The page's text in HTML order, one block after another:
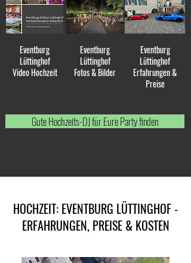
Eventburg
Lüttinghof
Video Hochzeit
Eventburg
Lüttinghof
Fotos & Bilder
Eventburg
Lüttinghof
Erfahrungen &
Preise
Gute Hochzeits-DJ für Eure Party finden
HOCHZEIT: EVENTBURG LÜTTINGHOF -
ERFAHRUNGEN, PREISE & KOSTEN